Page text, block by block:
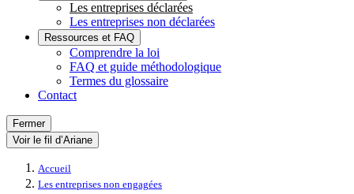
Les entreprises déclarées
Les entreprises non déclarées
Ressources et FAQ
Comprendre la loi
FAQ et guide méthodologique
Termes du glossaire
Contact
Fermer
Voir le fil d’Ariane
Accueil
Les entreprises non engagées